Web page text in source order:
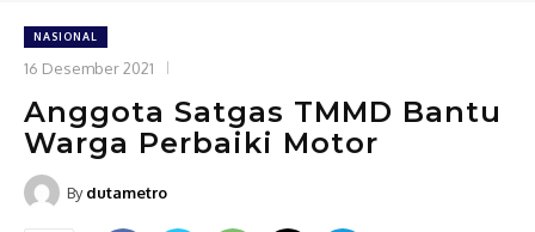
NASIONAL
16 Desember 2021
Anggota Satgas TMMD Bantu
Warga Perbaiki Motor
By dutametro